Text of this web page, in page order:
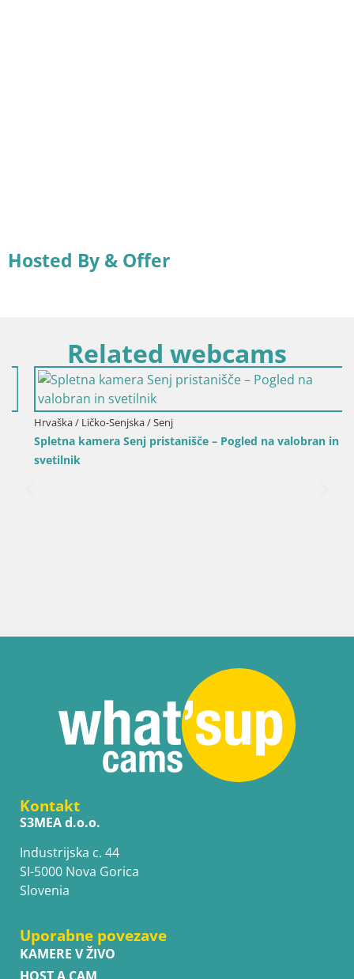
Hosted By & Offer
Related webcams
Hrvaška / Ličko-Senjska / Senj
Spletna kamera Senj pristanišče – Pogled na valobran in
svetilnik
Kontakt
S3MEA d.o.o.
Industrijska c. 44
SI-5000 Nova Gorica
Slovenia
Uporabne povezave
KAMERE V ŽIVO
HOST A CAM